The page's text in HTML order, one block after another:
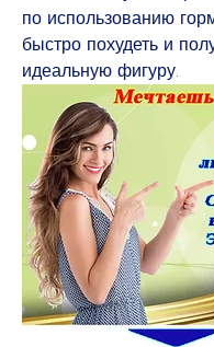
по использованию
быстро похудеть и
идеальную фигуру.